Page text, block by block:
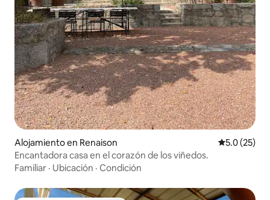
Alojamiento en Renaison Calificación
5.0 (25)
Encantadora casa en el corazón de los viñedos.
Familiar · Ubicación · Condición